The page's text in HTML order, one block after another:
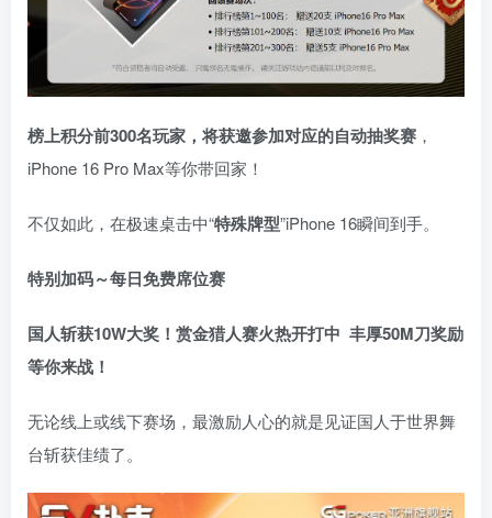
榜上积分前300名玩家，将获邀参加对应的自动抽奖赛 ，
iPhone 16 Pro Max等你带回家！
不仅如此，在极速桌击中“特殊牌型”iPhone 16瞬间到手。
特别加码～每日免费席位赛
国人斩获10W大奖！ 赏金猎人赛火热开打中 丰厚50M刀奖励
等你来战！
无论线上或线下赛场，最激励人心的就是见证国人于世界舞
台斩获佳绩了。